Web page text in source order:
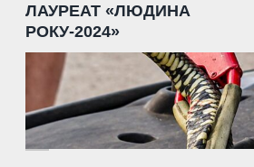
ЛАУРЕАТ «ЛЮДИНА
РОКУ-2024»